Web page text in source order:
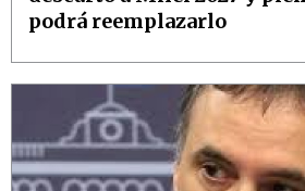
podrá reemplazarlo